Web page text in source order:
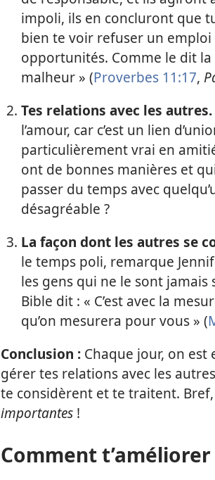
impoli, ils en concluront que
bien te voir refuser un emploi
opportunités. Comme le dit
malheur » (Proverbes 11:17,
Tes relations avec les autres.
l’amour, car c’est un lien
particulièrement vrai en
ont de bonnes manières et
passer du temps avec
désagréable ?
La façon dont les autres se
le temps poli, remarque
les gens qui ne le sont
Bible dit : « C’est avec la
qu’on mesurera pour vous » (
Conclusion : Chaque jour, on est
gérer tes relations avec les
te considèrent et te traitent. Bref,
importantes !
Comment t’améliorer